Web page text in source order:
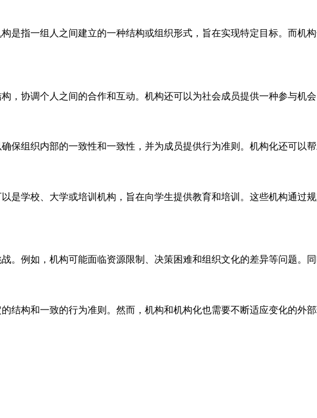
是指一组人之间建立的一种结构或组织形式，旨在实现特定目标。而机
，协调个人之间的合作和互动。机构还可以为社会成员提供一种参与机会
保组织内部的一致性和一致性，并为成员提供行为准则。机构化还可以
是学校、大学或培训机构，旨在向学生提供教育和培训。这些机构通过
。例如，机构可能面临资源限制、决策困难和组织文化的差异等问题。
结构和一致的行为准则。然而，机构和机构化也需要不断适应变化的外